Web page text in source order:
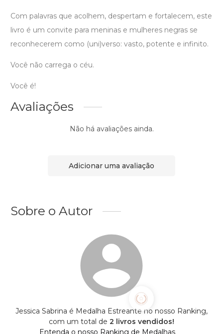
Com palavras que acolhem, despertam e fortalecem, este
livro é um convite para meninas e mulheres negras se
reconhecerem como (uni)verso: vasto, potente e infinito.
Você não carrega o céu.
Você é!
Avaliações
Não há avaliações ainda.
Adicionar uma avaliação
Sobre o Autor
Jessica Sabrina é Medalha Estreante no nosso Ranking,
com um total de 2 livros vendidos!
Entenda o nosso Ranking de Medalhas